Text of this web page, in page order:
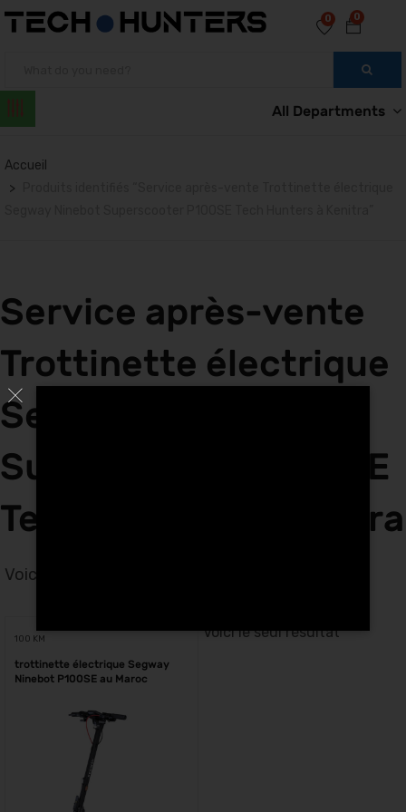
0
0
All Departments
Accueil
Service après-vente
Trottinette électrique
Segway Ninebot
Superscooter P100SE
Tech Hunters à Kenitra
Voici le seul résultat
100 KM
trottinette électrique Segway
Ninebot P100SE au Maroc
Voici le seul résultat